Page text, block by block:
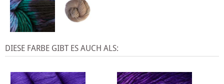
DIESE FARBE GIBT ES AUCH ALS: